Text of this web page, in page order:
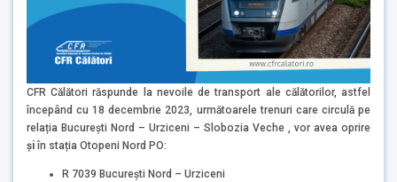
CFR Călători răspunde la nevoile de transport ale călătorilor, astfel
începând cu 18 decembrie 2023, următoarele trenuri care circulă pe
relația București Nord – Urziceni – Slobozia Veche , vor avea oprire
șiîn stația Otopeni Nord PO:
R 7039 București Nord – Urziceni